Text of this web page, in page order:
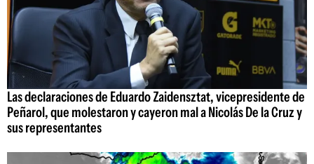
Las declaraciones de Eduardo Zaidensztat, vicepresidente de
Peñarol, que molestaron y cayeron mal a Nicolás De la Cruz y
sus representantes